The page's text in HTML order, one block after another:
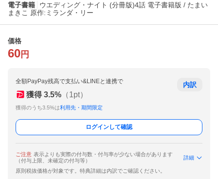
電子書籍
ウエディング・ナイト (分冊版)4話 電子書籍版 / たまい
まきこ 原作:ミランダ・リー
価格
60 円
全額PayPay残高で支払い&LINEと連携で
獲得 3.5% （1pt）
獲得のうち3.5%は利用先・期間限定
内訳
ログインして確認
ご注意 表示よりも実際の付与数・付与率が少ない場合があります
（付与上限、未確定の付与等）
詳細
原則税抜価格が対象です。特典詳細は内訳でご確認ください。